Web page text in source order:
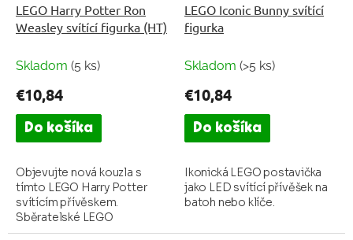
LEGO Harry Potter Ron
Weasley svítící figurka (HT)
Skladom (5 ks)
€10,84
Do košíka
Objevujte nová kouzla s
tímto LEGO Harry Potter
svítícím přívěskem.
Sběratelské LEGO
postavičky s tlačítkem na
LEGO Iconic Bunny svítící
figurka
Skladom (>5 ks)
€10,84
Do košíka
Ikonická LEGO postavička
jako LED svítící přívěšek na
batoh nebo klíče.